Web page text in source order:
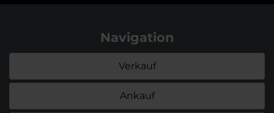
Navigation
Verkauf
Ankauf